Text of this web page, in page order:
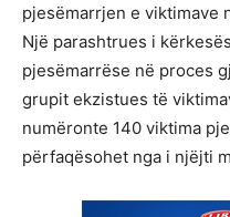
pjesëmarrjen e viktimave
Një parashtrues i
pjesëmarrëse në proces
grupit ekzistues të
numëronte 140 viktima
përfaqësohet nga i njëjti